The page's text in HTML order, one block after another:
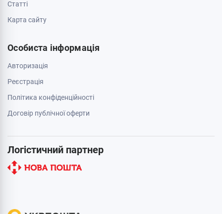
Cтатті
Карта сайту
Особиста інформація
Авторизація
Реєстрація
Політика конфіденційності
Договір публічної оферти
Логістичний партнер